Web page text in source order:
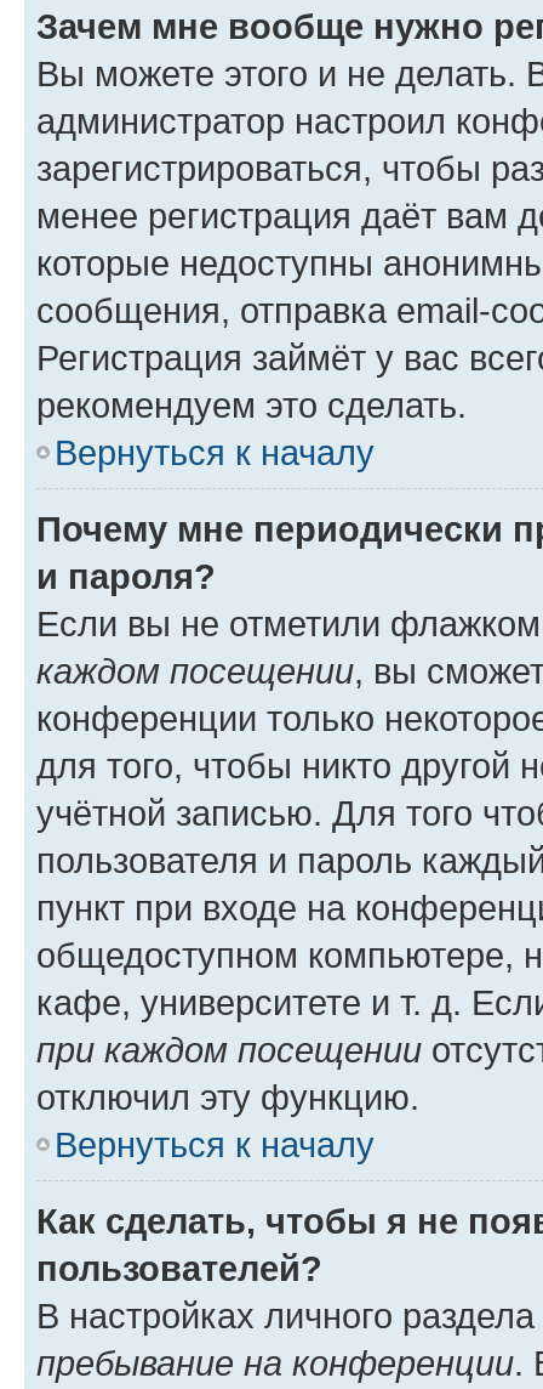
Зачем мне вообще нужно
Вы можете этого и не делать.
администратор настроил
зарегистрироваться, чтобы
менее регистрация даёт вам
которые недоступны
сообщения, отправка email-
Регистрация займёт у вас
рекомендуем это сделать.
Вернуться к началу
Почему мне периодически
и пароля?
Если вы не отметили
каждом посещении, вы
конференции только
для того, чтобы никто другой
учётной записью. Для того
пользователя и пароль
пункт при входе на
общедоступном компьютере,
кафе, университете и т. д.
при каждом посещении
отключил эту функцию.
Вернуться к началу
Как сделать, чтобы я не
пользователей?
В настройках личного
пребывание на конференции.